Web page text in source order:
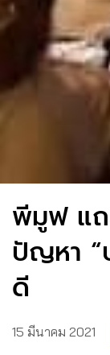
พีมูฟ แถ
ปัญหา “
ดี
15 มีนาคม 2021